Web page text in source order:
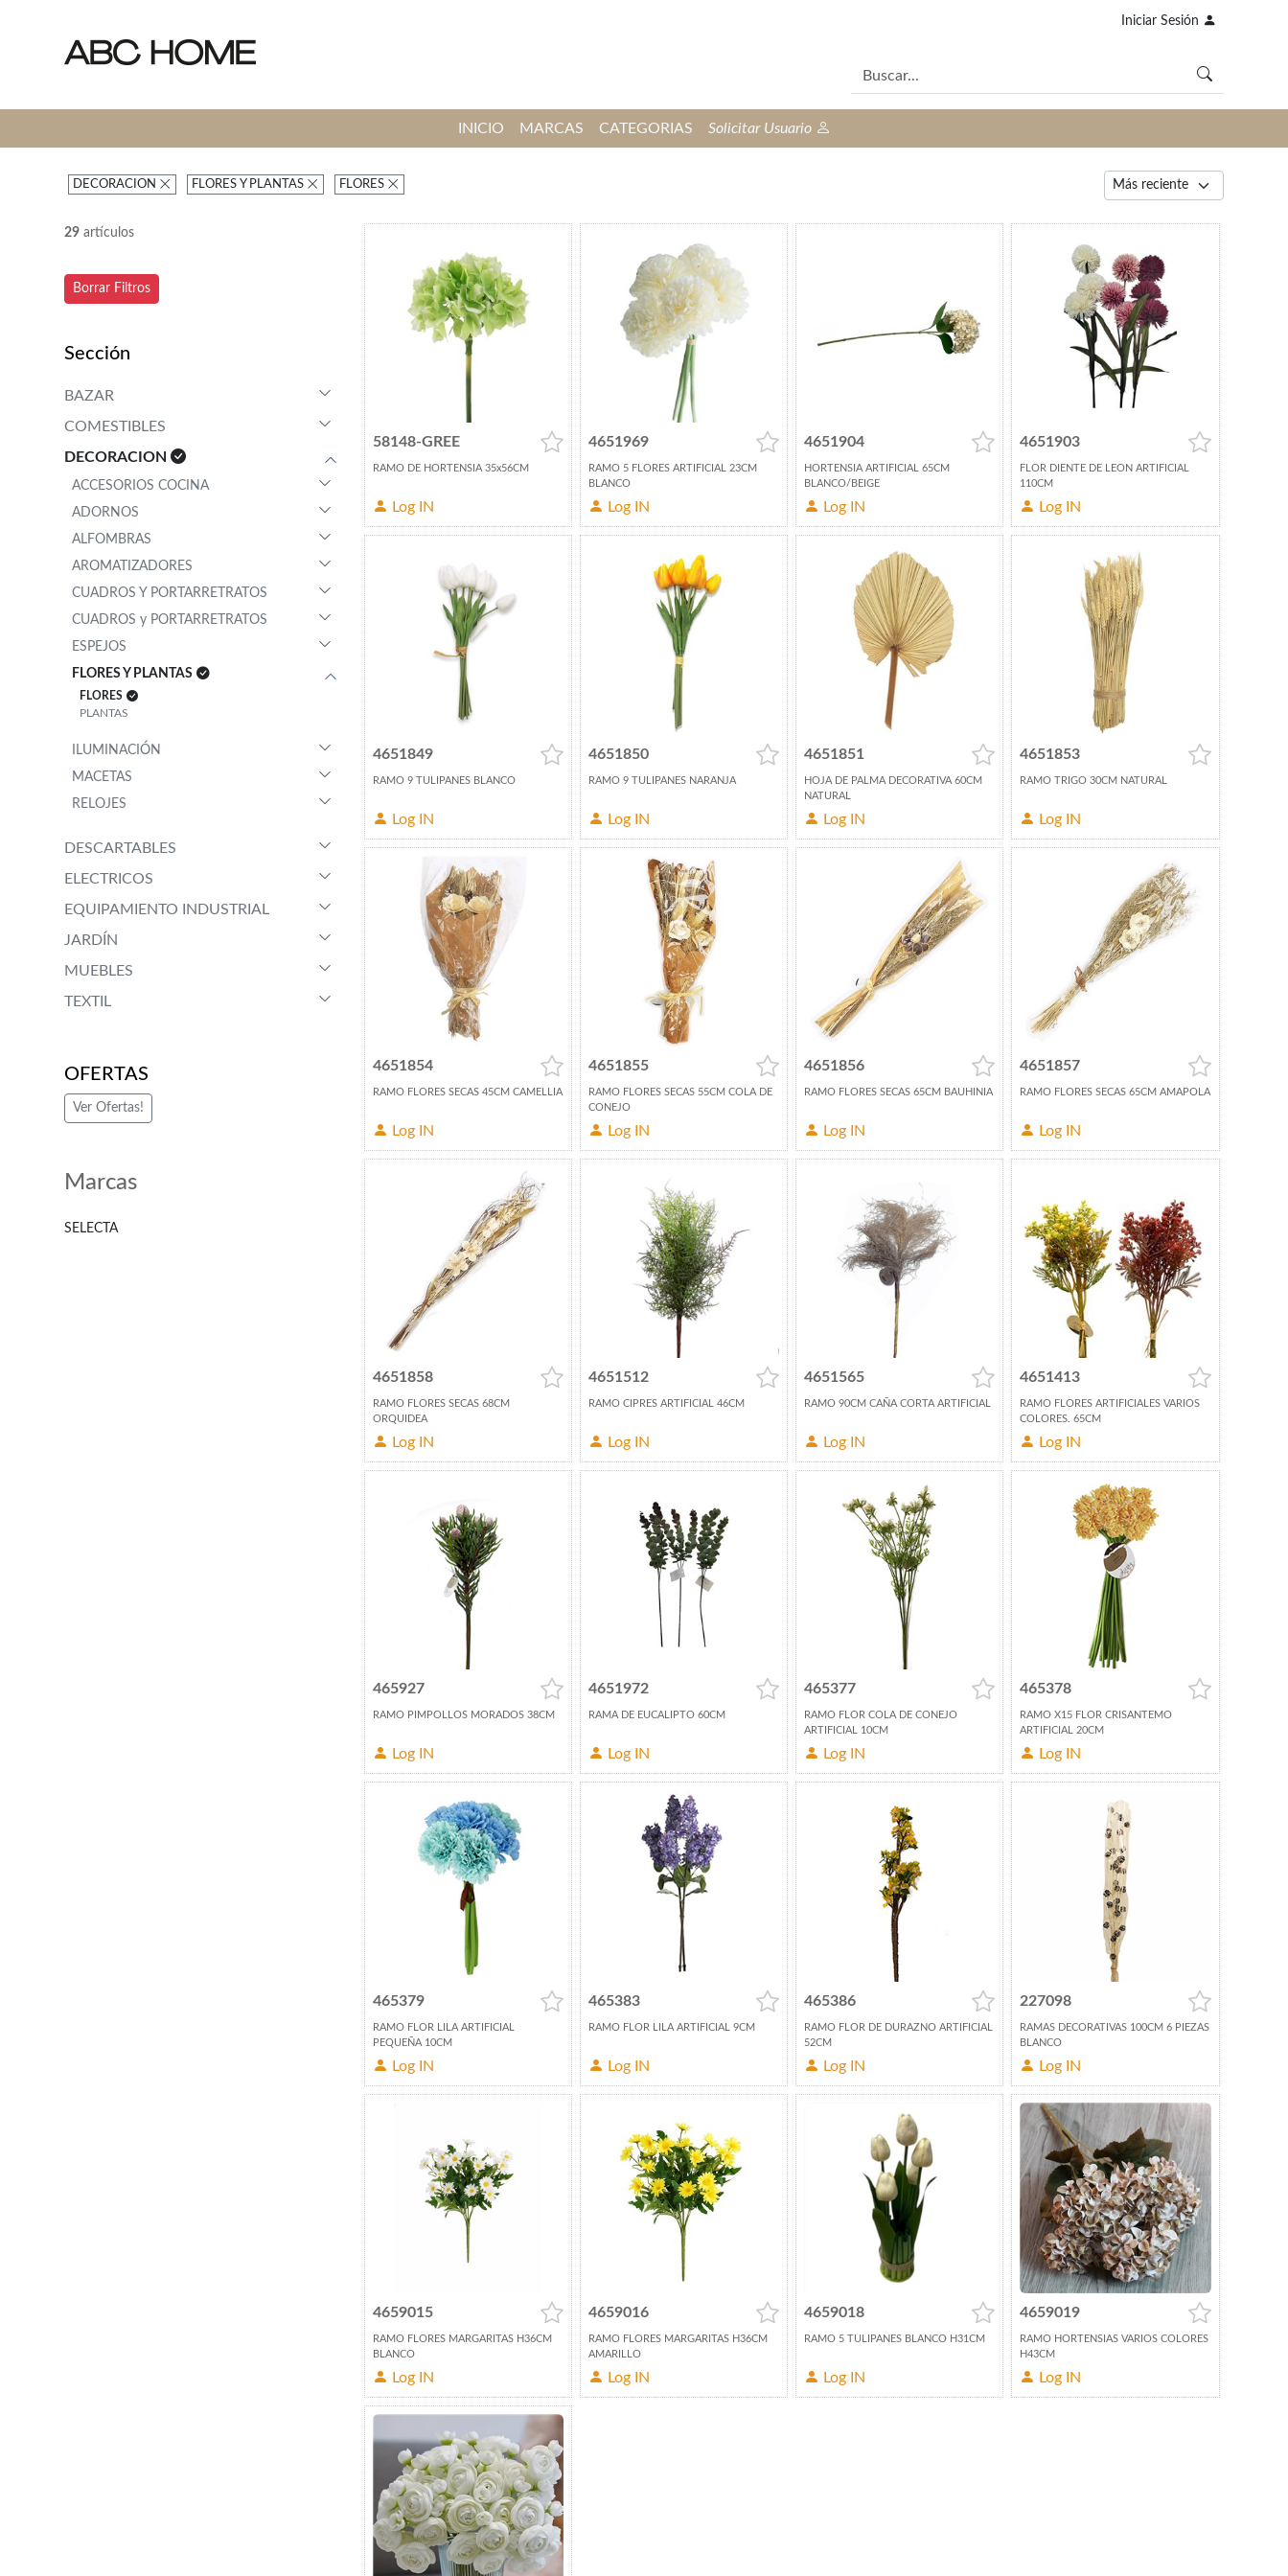
Iniciar Sesión
INICIO MARCAS CATEGORIAS Solicitar Usuario
DECORACION FLORES Y PLANTAS FLORES
29 artículos
Borrar Filtros
Sección
BAZAR
COMESTIBLES
DECORACION
ACCESORIOS COCINA
ADORNOS
ALFOMBRAS
AROMATIZADORES
CUADROS Y PORTARRETRATOS
CUADROS y PORTARRETRATOS
ESPEJOS
FLORES Y PLANTAS
FLORES
PLANTAS
ILUMINACIÓN
MACETAS
RELOJES
DESCARTABLES
ELECTRICOS
EQUIPAMIENTO INDUSTRIAL
JARDÍN
MUEBLES
TEXTIL
OFERTAS
Ver Ofertas!
Marcas
SELECTA
58148-GREE
RAMO DE HORTENSIA 35x56CM
Log IN
4651969
RAMO 5 FLORES ARTIFICIAL 23CM
BLANCO
Log IN
4651904
HORTENSIA ARTIFICIAL 65CM
BLANCO/BEIGE
Log IN
4651903
FLOR DIENTE DE LEON ARTIFICIAL
110CM
Log IN
4651849
RAMO 9 TULIPANES BLANCO
Log IN
4651850
RAMO 9 TULIPANES NARANJA
Log IN
4651851
HOJA DE PALMA DECORATIVA 60CM
NATURAL
Log IN
4651853
RAMO TRIGO 30CM NATURAL
Log IN
4651854
RAMO FLORES SECAS 45CM CAMELLIA
Log IN
4651855
RAMO FLORES SECAS 55CM COLA DE
CONEJO
Log IN
4651856
RAMO FLORES SECAS 65CM BAUHINIA
Log IN
4651857
RAMO FLORES SECAS 65CM AMAPOLA
Log IN
4651858
RAMO FLORES SECAS 68CM
ORQUIDEA
Log IN
4651512
RAMO CIPRES ARTIFICIAL 46CM
Log IN
4651565
RAMO 90CM CAÑA CORTA ARTIFICIAL
Log IN
4651413
RAMO FLORES ARTIFICIALES VARIOS
COLORES. 65CM
Log IN
465927
RAMO PIMPOLLOS MORADOS 38CM
Log IN
4651972
RAMA DE EUCALIPTO 60CM
Log IN
465377
RAMO FLOR COLA DE CONEJO
ARTIFICIAL 10CM
Log IN
465378
RAMO X15 FLOR CRISANTEMO
ARTIFICIAL 20CM
Log IN
465379
RAMO FLOR LILA ARTIFICIAL
PEQUEÑA 10CM
Log IN
465383
RAMO FLOR LILA ARTIFICIAL 9CM
Log IN
465386
RAMO FLOR DE DURAZNO ARTIFICIAL
52CM
Log IN
227098
RAMAS DECORATIVAS 100CM 6 PIEZAS
BLANCO
Log IN
4659015
RAMO FLORES MARGARITAS H36CM
BLANCO
Log IN
4659016
RAMO FLORES MARGARITAS H36CM
AMARILLO
Log IN
4659018
RAMO 5 TULIPANES BLANCO H31CM
Log IN
4659019
RAMO HORTENSIAS VARIOS COLORES
H43CM
Log IN